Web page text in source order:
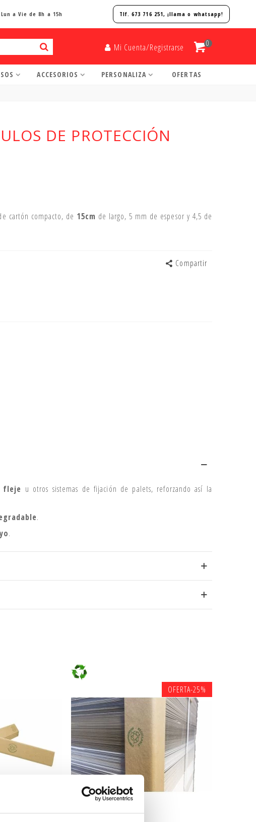
Lun a Vie de 8h a 15h Tlf. 673 716 251, ¡llama o whatsapp!
Mi Cuenta/Registrarse 0
ACCESORIOS PERSONALIZA
OFERTAS
DE PROTECCIÓN
cartón compacto, de 15cm de largo, 5 mm de espesor y 4,5 de
Compartir
fleje u otros sistemas de fijación de palets, reforzando así la
.
.
OFERTA-25%